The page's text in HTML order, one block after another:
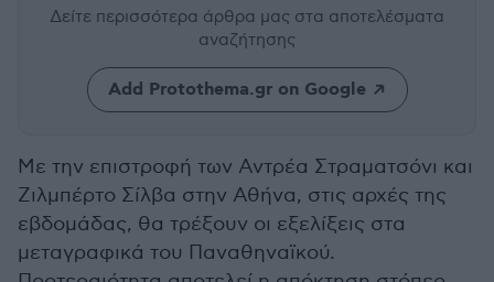
Δείτε περισσότερα άρθρα μας στα αποτελέσματα
αναζήτησης
Add Protothema.gr on Google
Με την επιστροφή των Αντρέα Στραματσόνι και
Ζιλμπέρτο Σίλβα στην Αθήνα, στις αρχές της
εβδομάδας, θα τρέξουν οι εξελίξεις στα
μεταγραφικά του Παναθηναϊκού.